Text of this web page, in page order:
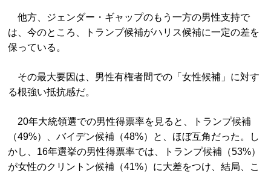
他方、ジェンダー・ギャップのもう一方の男性支持で
は、今のところ、トランプ候補がハリス候補に一定の差を
保っている。
その最大要因は、男性有権者間での「女性候補」に対す
る根強い抵抗感だ。
20年大統領選での男性得票率を見ると、トランプ候補
（49%）、バイデン候補（48%）と、ほぼ互角だった。し
かし、16年選挙の男性得票率では、トランプ候補（53%）
が女性のクリントン候補（41%）に大差をつけ、結局、こ